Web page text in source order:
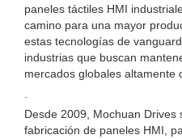
paneles táctiles HMI
camino para una mayor
estas tecnologías de
industrias que buscan
mercados globales altamente
Desde 2009, Mochuan Drives
fabricación de paneles HMI,